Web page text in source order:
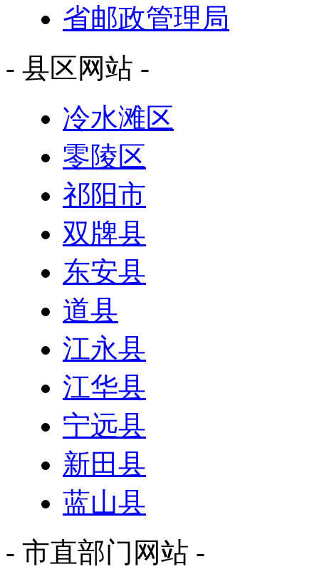
省邮政管理局
- 县区网站 -
冷水滩区
零陵区
祁阳市
双牌县
东安县
道县
江永县
江华县
宁远县
新田县
蓝山县
- 市直部门网站 -